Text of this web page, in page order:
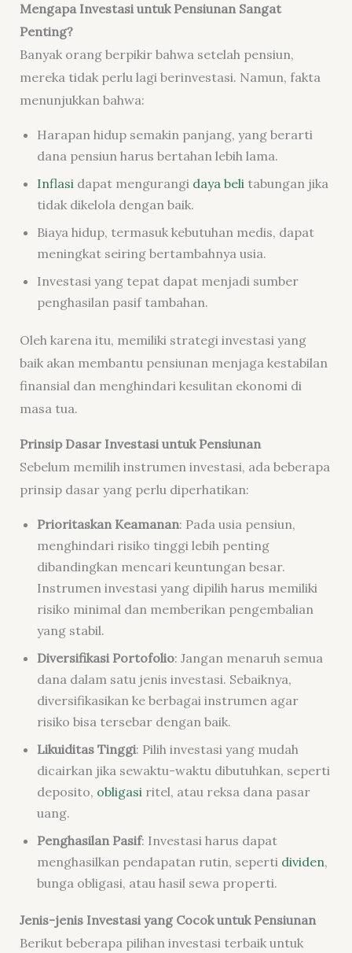
Mengapa Investasi untuk Pensiunan Sangat
Penting?
Banyak orang berpikir bahwa setelah pensiun,
mereka tidak perlu lagi berinvestasi. Namun, fakta
menunjukkan bahwa:
Harapan hidup semakin panjang, yang berarti
dana pensiun harus bertahan lebih lama.
Inflasidapat mengurangi daya belitabungan jika
tidak dikelola dengan baik.
Biaya hidup, termasuk kebutuhan medis, dapat
meningkat seiring bertambahnya usia.
Investasi yang tepat dapat menjadi sumber
penghasilan pasif tambahan.
Oleh karena itu, memiliki strategi investasi yang
baik akan membantu pensiunan menjaga kestabilan
finansial dan menghindari kesulitan ekonomi di
masa tua.
Prinsip Dasar Investasi untuk Pensiunan
Sebelum memilih instrumen investasi, ada beberapa
prinsip dasar yang perlu diperhatikan:
Prioritaskan Keamanan: Pada usia pensiun,
menghindari risiko tinggi lebih penting
dibandingkan mencari keuntungan besar.
Instrumen investasi yang dipilih harus memiliki
risiko minimal dan memberikan pengembalian
yang stabil.
Diversifikasi Portofolio: Jangan menaruh semua
dana dalam satu jenis investasi. Sebaiknya,
diversifikasikan ke berbagai instrumen agar
risiko bisa tersebar dengan baik.
Likuiditas Tinggi: Pilih investasi yang mudah
dicairkan jika sewaktu-waktu dibutuhkan, seperti
deposito, obligasi ritel, atau reksa dana pasar
uang.
Penghasilan Pasif: Investasi harus dapat
menghasilkan pendapatan rutin, seperti dividen,
bunga obligasi, atau hasil sewa properti.
Jenis-jenis Investasi yang Cocok untuk Pensiunan
Berikut beberapa pilihan investasi terbaik untuk